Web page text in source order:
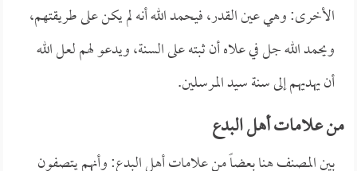
الأخرى: وهي عين القدر، فيحمد الله أنه لم يكن على طريقتهم،
ويحمد الله جل في علاه أن ثبته على السنة، ويدعو لهم لعل الله
أن يهديهم إلى سنة سيد المرسلين.
من علامات أهل البدع
بين المصنف هنا بعضاً من علامات أهل البدع: وأنهم يتصفون